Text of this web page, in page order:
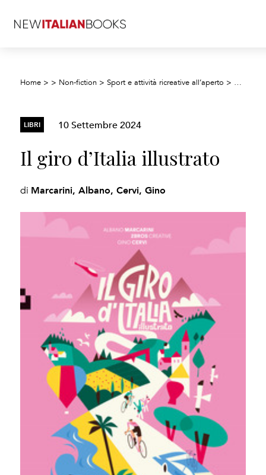
Home > > Non-fiction >Sport e attività ricreative all’aperto > Sport
LIBRI 10 Settembre 2024
Il giro d’Italia illustrato
di Marcarini, Albano, Cervi, Gino